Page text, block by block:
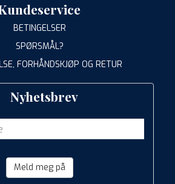
BETINGELSER
SPØRSMÅL?
FORHÅNDSKJØP OG RETUR
Nyhetsbrev
Meld meg på